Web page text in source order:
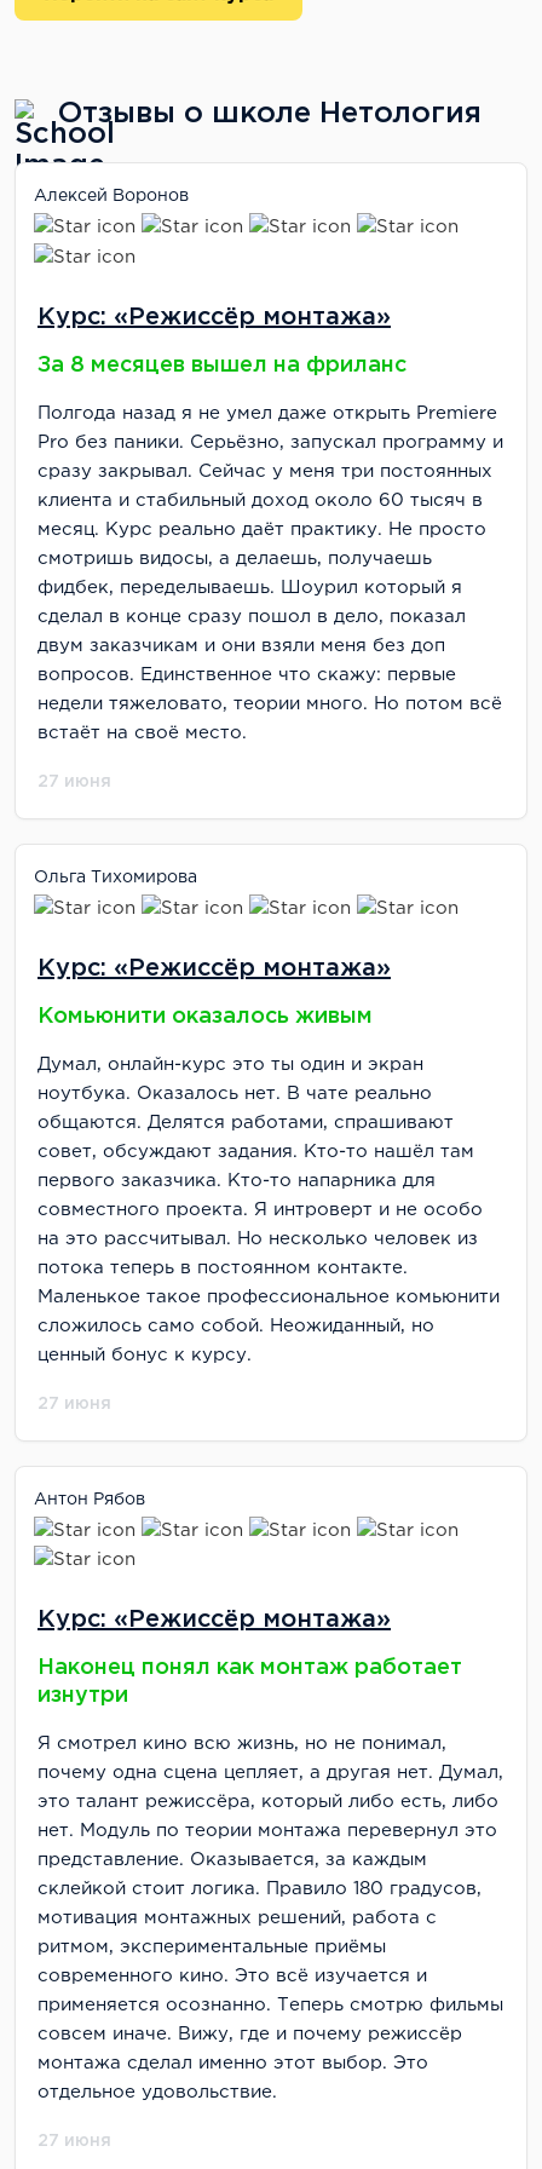
сделать его в 10 раз лучше)
Жалко только, что таких интенсивных
практических сессий было всего 5-6 за весь
Но нетворкинг с однокурсниками дал свои
плоды — через чат группы я узнала о вакансии
в IT-компании, прошла собеседование и
получила оффер. Так что косвенно курс помог
Кстати, на собеседованиях диплом Нетологии
воспринимали нейтрально — никто не был
впечатлён, но и негатива не было. Все смотрели
Оценка: 5/10
Личные впечатления и результаты
После 5 месяцев обучения я чувствую себя
другим специалистом. Да, было сложно. Да,
были моменты, когда хотелось всё бросить
(особенно в середине курса, когда накопилась
усталость и начался синдром самозванца).
Главное, что я получила:
Уверенность в своих новых компетенциях
однокурсниками мы до сих пор на связи,
Были ли другие способы получить эти знания
нужна была структура и дисциплина, которую
даёт платный курс с дедлайнами и проверкой
заданий.
Общая оценка: 6.5/10
Отзывы о школе Нетология
Алексей Воронов
Курс: «Режиссёр монтажа»
За 8 месяцев вышел на фриланс
Полгода назад я не умел даже открыть Premiere
Pro без паники. Серьёзно, запускал программу и
сразу закрывал. Сейчас у меня три постоянных
клиента и стабильный доход около 60 тысяч в
месяц. Курс реально даёт практику. Не просто
смотришь видосы, а делаешь, получаешь
фидбек, переделываешь. Шоурил который я
сделал в конце сразу пошол в дело, показал
двум заказчикам и они взяли меня без доп
вопросов. Единственное что скажу: первые
недели тяжеловато, теории много. Но потом всё
встаёт на своё место.
27 июня
Ольга Тихомирова
Курс: «Режиссёр монтажа»
Комьюнити оказалось живым
Думал, онлайн-курс это ты один и экран
ноутбука. Оказалось нет. В чате реально
общаются. Делятся работами, спрашивают
совет, обсуждают задания. Кто-то нашёл там
первого заказчика. Кто-то напарника для
совместного проекта. Я интроверт и не особо
на это рассчитывал. Но несколько человек из
потока теперь в постоянном контакте.
Маленькое такое профессиональное комьюнити
сложилось само собой. Неожиданный, но
ценный бонус к курсу.
27 июня
Антон Рябов
Курс: «Режиссёр монтажа»
Наконец понял как монтаж работает
изнутри
Я смотрел кино всю жизнь, но не понимал,
почему одна сцена цепляет, а другая нет. Думал,
это талант режиссёра, который либо есть, либо
нет. Модуль по теории монтажа перевернул это
представление. Оказывается, за каждым
склейкой стоит логика. Правило 180 градусов,
мотивация монтажных решений, работа с
ритмом, экспериментальные приёмы
современного кино. Это всё изучается и
применяется осознанно. Теперь смотрю фильмы
совсем иначе. Вижу, где и почему режиссёр
монтажа сделал именно этот выбор. Это
отдельное удовольствие.
27 июня